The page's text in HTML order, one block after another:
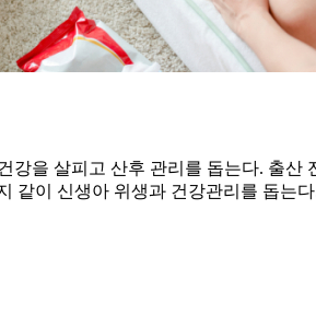
을 살피고 산후 관리를 돕는다. 출
같이 신생아 위생과 건강관리를 돕는